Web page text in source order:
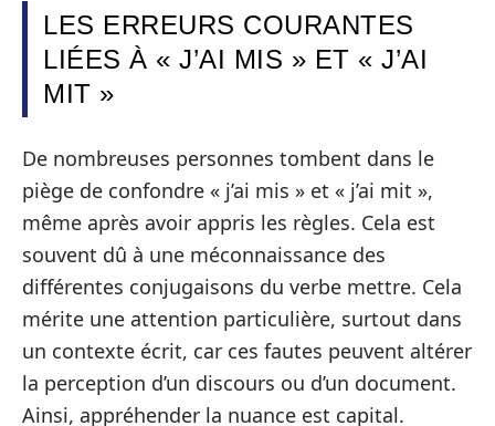
LES ERREURS COURANTES
LIÉES À « J’AI MIS » ET « J’AI
MIT »
De nombreuses personnes tombent dans le
piège de confondre « j’ai mis » et « j’ai mit »,
même après avoir appris les règles. Cela est
souvent dû à une méconnaissance des
différentes conjugaisons du verbe mettre. Cela
mérite une attention particulière, surtout dans
un contexte écrit, car ces fautes peuvent altérer
la perception d’un discours ou d’un document.
Ainsi, appréhender la nuance est capital.